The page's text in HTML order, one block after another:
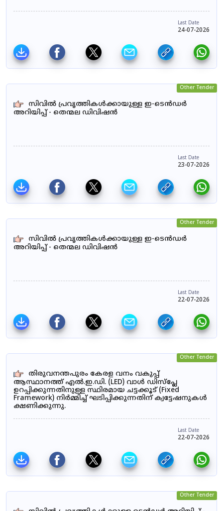
Last Date
24-07-2026
Other Tender
സിവിൽ പ്രവൃത്തികൾക്കായുള്ള ഇ-ടെൻഡർ
അറിയിപ്പ് - തെന്മല ഡിവിഷൻ
Last Date
23-07-2026
Other Tender
സിവിൽ പ്രവൃത്തികൾക്കായുള്ള ഇ-ടെൻഡർ
അറിയിപ്പ് - തെന്മല ഡിവിഷൻ
Last Date
22-07-2026
Other Tender
തിരുവനന്തപുരം കേരള വനം വകുപ്പ്
ആസ്ഥാനത്ത് എൽ.ഇ.ഡി. (LED) വാൾ ഡിസ്‌പ്ലേ
ഉറപ്പിക്കുന്നതിനുള്ള സ്ഥിരമായ ചട്ടക്കൂട് (Fixed
Framework) നിർമ്മിച്ച് ഘടിപ്പിക്കുന്നതിന് ക്വട്ടേഷനുകൾ
ക്ഷണിക്കുന്നു.
Last Date
22-07-2026
Other Tender